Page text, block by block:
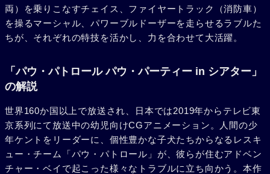
両）を乗りこなすチェイス、ファイヤートラック（消防車）
を操るマーシャル、パワーブルドーザーを走らせるラブルた
ちが、それぞれの特技を活かし、力を合わせて大活躍。
「パウ・パトロール パウ・パーティー in シアター」
の解説
世界160か国以上で放送され、日本では2019年からテレビ東
京系列にて放送中の幼児向けCGアニメーション。人間の少
年ケントをリーダーに、個性豊かな子犬たちからなるレスキ
ュー・チーム「パウ・パトロール」が、彼らが住むアドベン
チャー・ベイで起こった様々なトラブルに立ち向かう。本作